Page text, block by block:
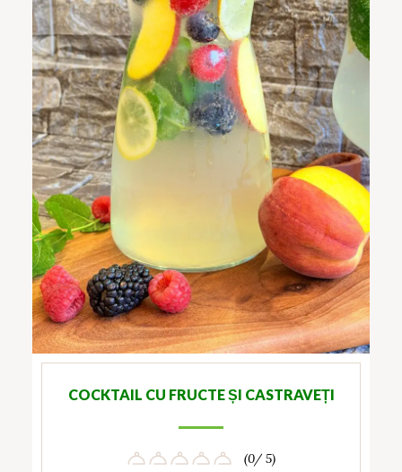
COCKTAIL CU FRUCTE ȘI CASTRAVEȚI
(0/ 5)